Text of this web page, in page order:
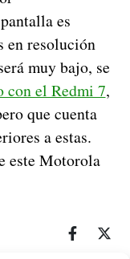
es
en resolución
muy bajo, se
con el Redmi 7,
que cuenta
a estas.
este Motorola